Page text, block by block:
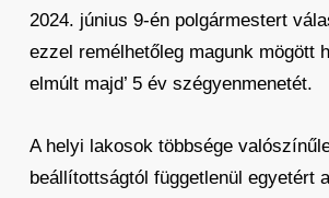
2024. június 9-én polgármestert
ezzel remélhetőleg magunk mögött
elmúlt majd’ 5 év szégyenmenetét.
A helyi lakosok többsége
beállítottságtól függetlenül egyetért